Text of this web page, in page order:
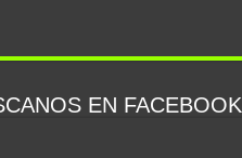
EN FACEBOOK